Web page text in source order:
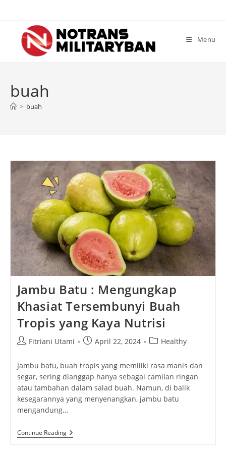
content
Menu
buah
> buah
Jambu Batu : Mengungkap
Khasiat Tersembunyi Buah
Tropis yang Kaya Nutrisi
PostFitriani Utami
PostApril 22, 2024
PostHealthy
Jambu batu, buah tropis yang memiliki rasa manis dan
segar, sering dianggap hanya sebagai camilan ringan
atau tambahan dalam salad buah. Namun, di balik
kesegarannya yang menyenangkan, jambu batu
mengandung…
Continue ReadingJambu
Batu